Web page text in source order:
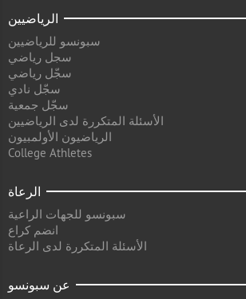
الرياضيين
سبونسو للرياضيين
سجل رياضي
سجّل رياضي
سجّل نادي
سجّل جمعية
الأسئلة المتكررة لدى الرياضيين
الرياضيون الأولمبيون
College Athletes
الرعاة
سبونسو للجهات الراعية
انضم كراع
الأسئلة المتكررة لدى الرعاة
عن سبونسو